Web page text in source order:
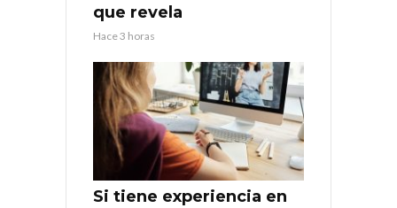
que revela
Hace 3 horas
Si tiene experiencia en